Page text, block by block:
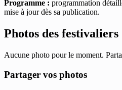
Programme : programmation
mise à jour dès sa publication.
Photos des festivaliers
Aucune photo pour le moment.
Partager vos photos